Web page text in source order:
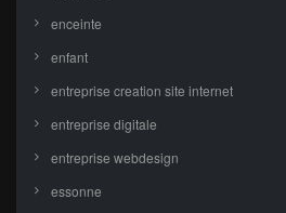
enceinte
enfant
entreprise creation site internet
entreprise digitale
entreprise webdesign
essonne